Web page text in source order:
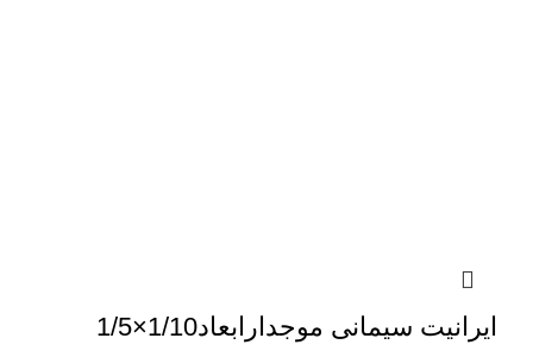
ایرانیت سیمانی موجدارابعاد1/10×1/5